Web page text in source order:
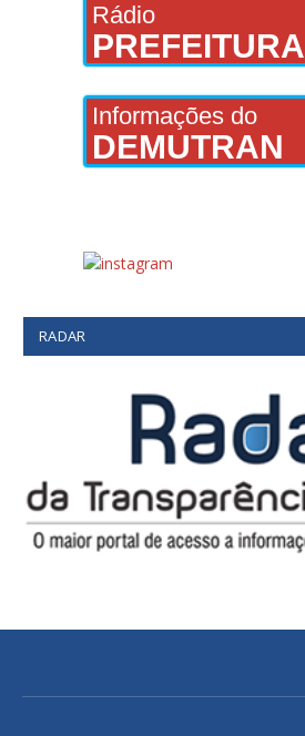
Rádio
PREFEITURA
Informações do
DEMUTRAN
RADAR